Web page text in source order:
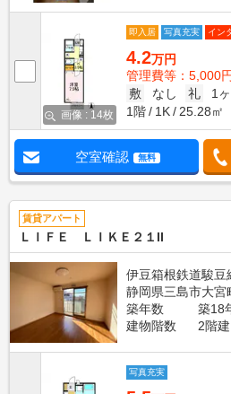
画像 : 14枚
即入居 写真充実 イン
4.2万円
管理費等：5,000円
敷
なし 礼
1
1階
1K 25.28㎡
空室確認 無料
賃貸アパート
ＬＩＦＥ ＬＩＫＥ２１II
伊豆箱根鉄道駿
静岡県三島市大宮
築年数
築18
建物階数
2階建
写真充実